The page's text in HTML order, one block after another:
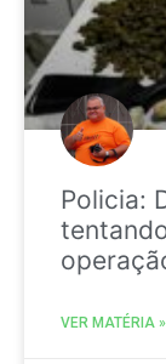
Policia:
VER MATÉRIA »